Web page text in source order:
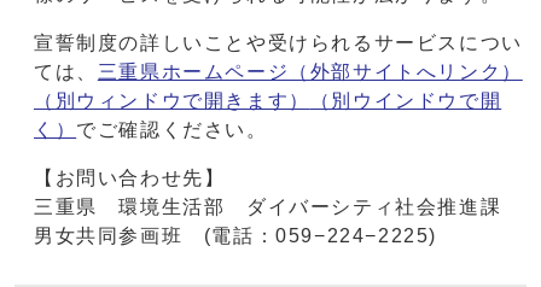
宣誓制度の詳しいことや受けられるサービスについ
ては、 三重県ホームページ（外部サイトへリンク）
（別ウィンドウで開きます）
（別ウインドウで開
く） でご確認ください。
【お問い合わせ先】
三重県 環境生活部 ダイバーシティ社会推進課
男女共同参画班 (電話：059−224−2225)